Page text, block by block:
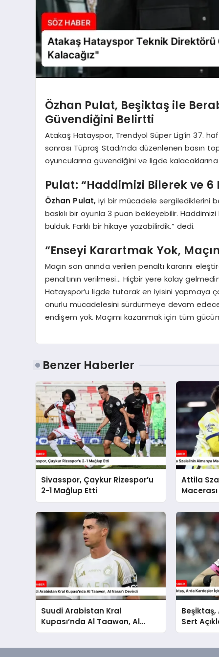
Özhan Pulat, Beşiktaş ile
Güvendiğini Belirtti
Atakaş Hatayspor, Trendyol Süper Lig’in 37.
sonrası Tüpraş Stadı’nda düzenlenen basın
oyuncularına güvendiğini ve ligde kalacaklarına
Pulat: “Haddimizi Bilerek ve 6
Özhan Pulat, iyi bir mücadele sergilediklerini
baskılı bir oyunla 3 puan bekleyebilir.
bulduk. Farklı bir hikaye yazabilirdik.” dedi.
“Enseyi Karartmak Yok,
Maçın son anında verilen penaltı kararını
penaltının verilmesi… Hiçbir yere kolay
Hatayspor’u ligde tutarak en iyisini yapmaya
onurlu mücadelesini sürdürmeye devam
endişem yok. Maçımı kazanmak için tüm
Benzer Haberler
Sivasspor, Çaykur Rizespor’u
2-1 Mağlup Etti
Attila
Macerası
Suudi Arabistan Kral
Kupası’nda Al Taawon, Al
Nassr’ı Devirdi
Beşiktaş,
Sert